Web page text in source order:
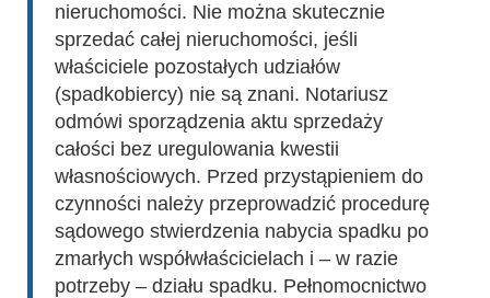
nieruchomości. Nie można skutecznie
sprzedać całej nieruchomości, jeśli
właściciele pozostałych udziałów
(spadkobiercy) nie są znani. Notariusz
odmówi sporządzenia aktu sprzedaży
całości bez uregulowania kwestii
własnościowych. Przed przystąpieniem do
czynności należy przeprowadzić procedurę
sądowego stwierdzenia nabycia spadku po
zmarłych współwłaścicielach i – w razie
potrzeby – działu spadku. Pełnomocnictwo